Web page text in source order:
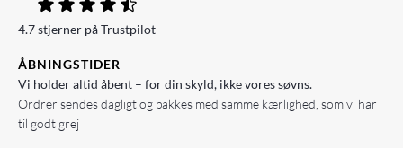
4.7 stjerner på Trustpilot
ÅBNINGSTIDER
Vi holder altid åbent – for din skyld, ikke vores søvns.
Ordrer sendes dagligt og pakkes med samme kærlighed, som vi har
til godt grej